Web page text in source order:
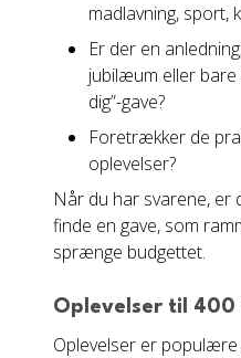
madlavning, sport,
Er der en
jubilæum eller
dig”-gave?
Foretrækker de
oplevelser?
Når du har svarene, er
finde en gave, som
sprænge budgettet.
Oplevelser til 400
Oplevelser er